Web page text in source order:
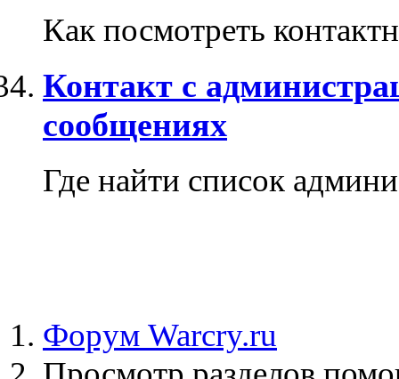
Как посмотреть
Контакт с
сообщениях
Где найти список
Форум Warcry.ru